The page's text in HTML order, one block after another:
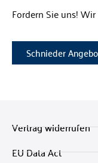
Fordern Sie uns!
Schnieder
Vertrag widerrufen
EU Data Act